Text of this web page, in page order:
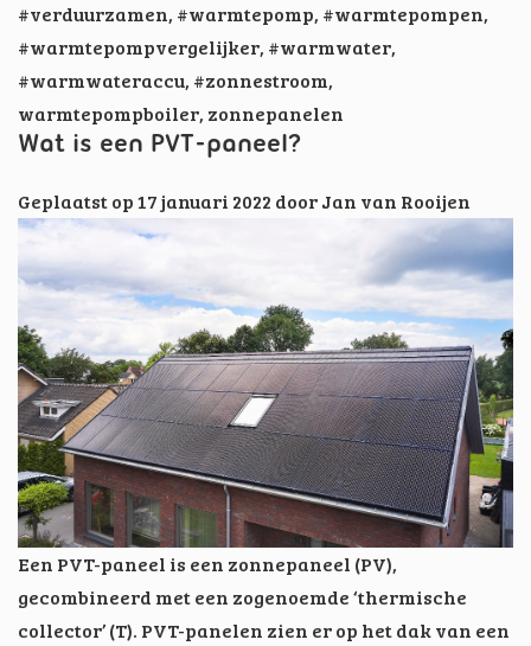
#verduurzamen, #warmtepomp, #warmtepompen,
#warmtepompvergelijker, #warmwater,
#warmwateraccu, #zonnestroom,
warmtepompboiler, zonnepanelen
Wat is een PVT-paneel?
Geplaatst op17 januari 2022 doorJan van Rooijen
Een PVT-paneel is een zonnepaneel (PV),
gecombineerd met een zogenoemde ‘thermische
collector’ (T). PVT-panelen zien er op het dak van een